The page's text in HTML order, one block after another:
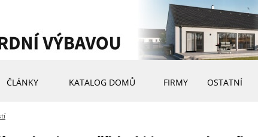
ČLÁNKY KATALOG DOMŮ FIRMY OSTATNÍ